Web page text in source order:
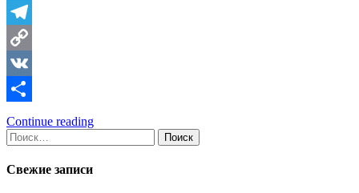
Telegram
Copy
Link
VK
Отправить
Continue reading
Найти:
Свежие записи